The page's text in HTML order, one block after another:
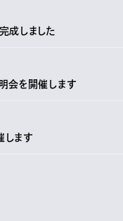
成しました
会を開催します
します